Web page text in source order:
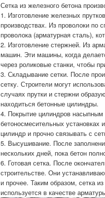
Сетка из железного бетона
1. Изготовление железных
производствах. Из проволоки по
проволока (арматурная сталь),
2. Изготовление стержней. Из
машин. Эти машины, когда
через роликовые станки, чтобы
3. Складывание сетки. После
сетку. Строители могут
случаях прутки и стержни
находиться бетонные цилиндры.
4. Покрытие цилиндров
бетоносмесительных установках
цилиндр и прочно связывать с
5. Высушивание. После
нескольких дней, пока бетон
6. Готовая сетка. После
строительстве. Они
и прочее. Таким образом, сетка
используется в качестве